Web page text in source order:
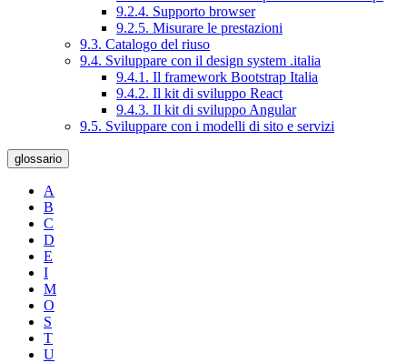
9.2.4. Supporto browser
9.2.5. Misurare le prestazioni
9.3. Catalogo del riuso
9.4. Sviluppare con il design system .italia
9.4.1. Il framework Bootstrap Italia
9.4.2. Il kit di sviluppo React
9.4.3. Il kit di sviluppo Angular
9.5. Sviluppare con i modelli di sito e servizi
glossario
A
B
C
D
E
I
M
O
S
T
U